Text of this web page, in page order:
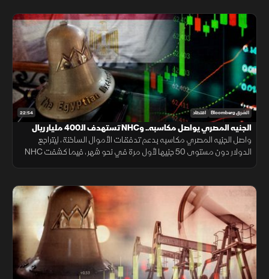
22:54 الشرق Bloomberg اقتصاد
الجنيه المصري يواصل مكاسبه.. وNHC تستهدف الـ400 مليار ريال
واصل الجنيه المصري مكاسبه بدعم تدفقات الأموال الساخنة، ليتراجع
الدولار دون مستوى 50 جنيها لأول مرة في نحو شهر، فيما كشفت NHC